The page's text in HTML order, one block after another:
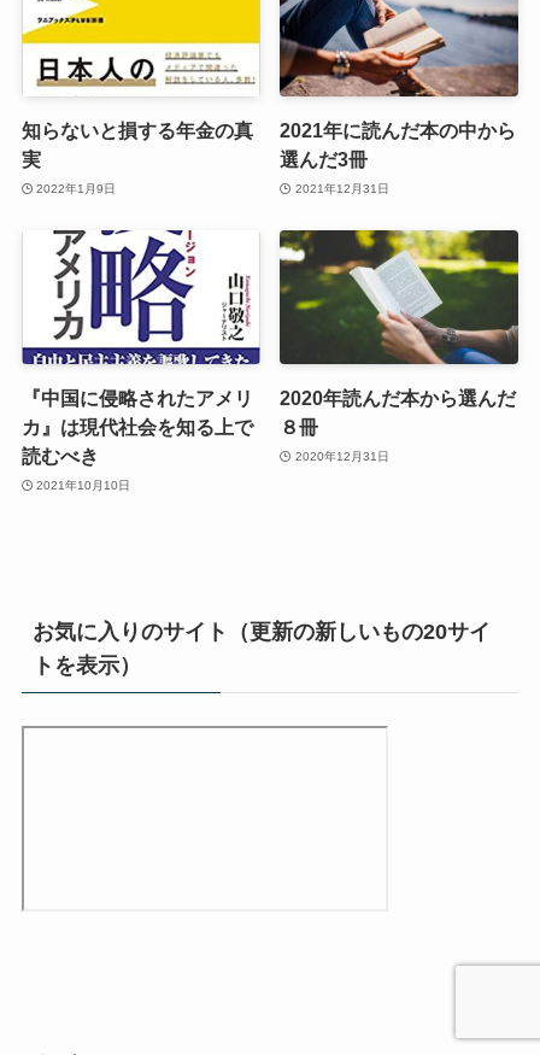
知らないと損する年金の真
実
2022年1月9日
2021年に読んだ本の中から
選んだ3冊
2021年12月31日
『中国に侵略されたアメリ
カ』は現代社会を知る上で
読むべき
2021年10月10日
2020年読んだ本から選んだ
８冊
2020年12月31日
お気に入りのサイト（更新の新しいもの20サイ
トを表示）